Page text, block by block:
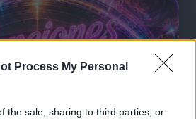
Process My Personal
the sale, sharing to third parties, or